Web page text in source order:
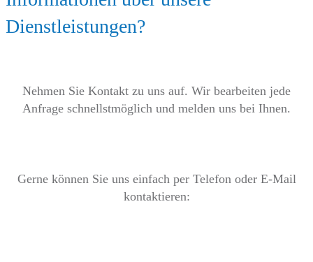
Dienstleistungen?
Nehmen Sie Kontakt zu uns auf. Wir bearbeiten jede
Anfrage schnellstmöglich und melden uns bei Ihnen.
Gerne können Sie uns einfach per Telefon oder E-Mail
kontaktieren: